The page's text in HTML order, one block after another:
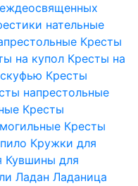
нательные
Кресты
на купол Кресты на
Кресты
напрестольные
Кресты
Кресты
Кружки для
Кувшины для
Ладан Ладаница